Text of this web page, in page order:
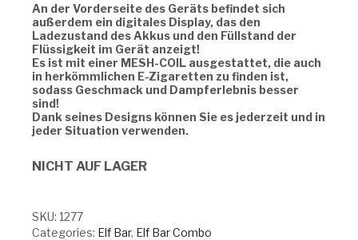
An der Vorderseite des Geräts befindet sich
außerdem ein digitales Display, das den
Ladezustand des Akkus und den Füllstand der
Flüssigkeit im Gerät anzeigt!
Es ist mit einer MESH-COIL ausgestattet, die auch
in herkömmlichen E-Zigaretten zu finden ist,
sodass Geschmack und Dampferlebnis besser
sind!
Dank seines Designs können Sie es jederzeit und in
jeder Situation verwenden.
NICHT AUF LAGER
SKU: 1277
Categories: Elf Bar, Elf Bar Combo